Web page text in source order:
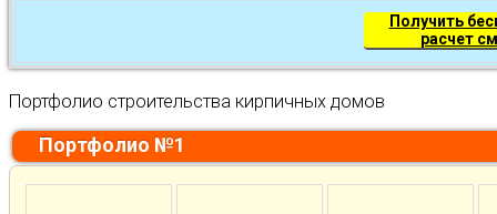
Получить
расчет
Портфолио строительства кирпичных домов
Портфолио №1